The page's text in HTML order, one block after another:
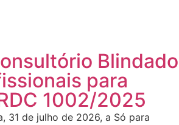
Blindado
para
1002/2025
31 de julho de 2026, a Só para